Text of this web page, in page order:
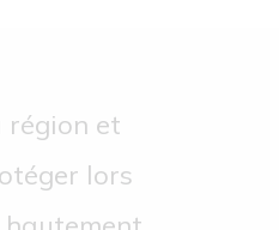
région et
lors